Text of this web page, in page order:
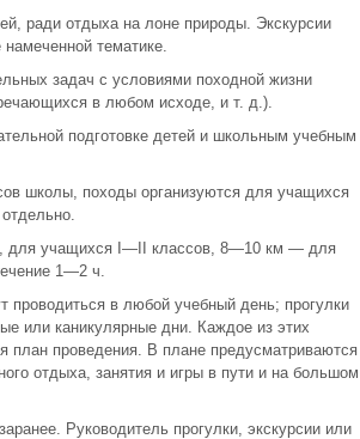
ради отдыха на лоне природы. Экскурсии
тематике.
задач с условиями походной жизни
в любом исходе, и т. д.).
подготовке детей и школьным учебным
школы, походы организуются для учащихся
для учащихся I—ІІ классов, 8—10 км — для
1—2 ч.
проводиться в любой учебный день; прогулки
или каникулярные дни. Каждое из этих
план проведения. В плане предусматриваются
отдыха, занятия и игры в пути и на большом
Руководитель прогулки, экскурсии или